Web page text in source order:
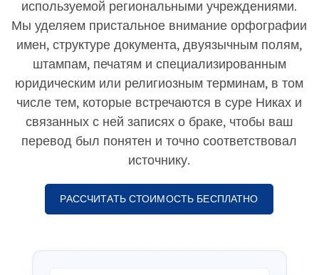
используемой региональными учреждениями.
Мы уделяем пристальное внимание орфографии
имен, структуре документа, двуязычным полям,
штампам, печатям и специализированным
юридическим или религиозным терминам, в том
числе тем, которые встречаются в суре Никах и
связанных с ней записях о браке, чтобы ваш
перевод был понятен и точно соответствовал
источнику.
РАССЧИТАТЬ СТОИМОСТЬ БЕСПЛАТНО